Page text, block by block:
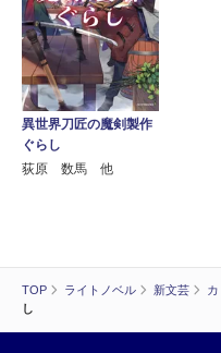
TOP ライトノベル 新文芸
し
異世界刀匠の魔剣製作
ぐらし
荻原 数馬 他